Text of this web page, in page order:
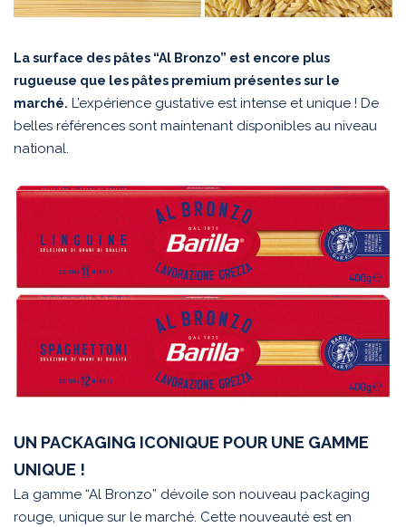
La surface des pâtes “Al Bronzo” est encore plus
rugueuse que les pâtes premium présentes sur le
marché. L’expérience gustative est intense et unique ! De
belles références sont maintenant disponibles au niveau
national.
UN PACKAGING ICONIQUE POUR UNE GAMME
UNIQUE !
La gamme “Al Bronzo” dévoile son nouveau packaging
rouge, unique sur le marché. Cette nouveauté est en